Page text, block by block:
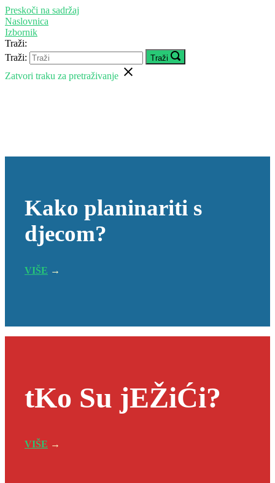
Preskoči na sadržaj
Naslovnica
Izbornik
Traži:
Traži:
Traži
Zatvori traku za pretraživanje
Kako planinariti s
djecom?
VIŠE →
tKo Su jEŽiĆi?
VIŠE →